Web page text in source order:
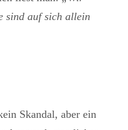
sind auf sich allein
Skandal, aber ein